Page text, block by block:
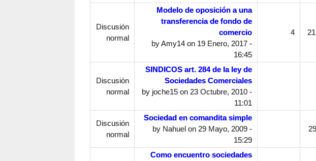
Discusión
normal
Modelo de oposición a una
transferencia de fondo de
comercio
byAmy14on 19 Enero, 2017 -
16:45
4
Discusión
normal
SINDICOS art. 284 de la ley de
Sociedades Comerciales
by joche15on 23 Octubre, 2010 -
11:01
Discusión
normal
Sociedad en comandita simple
by Nahuelon 29 Mayo, 2009 -
15:29
Como encuentro sociedades